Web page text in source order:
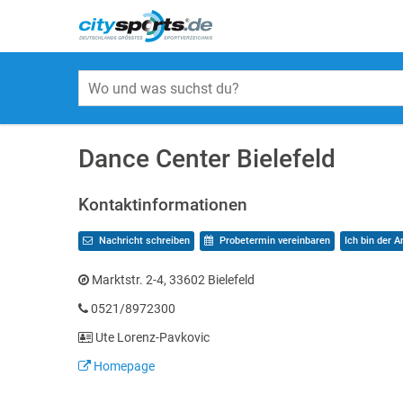
Dance Center Bielefeld
Kontaktinformationen
Nachricht schreiben Probetermin vereinbaren Ich bin der
Marktstr. 2-4, 33602 Bielefeld
0521/8972300
Ute Lorenz-Pavkovic
Homepage